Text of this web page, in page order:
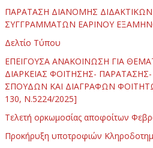
ΠΑΡΑΤΑΣΗ ΔΙΑΝΟΜΗΣ ΔΙΔΑΚΤΙΚΩΝ
ΣΥΓΓΡΑΜΜΑΤΩΝ ΕΑΡΙΝΟΥ
Δελτίο Τύπου
ΕΠΕΙΓΟΥΣΑ ΑΝΑΚΟΙΝΩΣΗ ΓΙΑ
ΔΙΑΡΚΕΙΑΣ ΦΟΙΤΗΣΗΣ-
ΣΠΟΥΔΩΝ ΚΑΙ ΔΙΑΓΡΑΦΩΝ
130, Ν.5224/2025]
Τελετή ορκωμοσίας αποφοίτων
Προκήρυξη υποτροφιών